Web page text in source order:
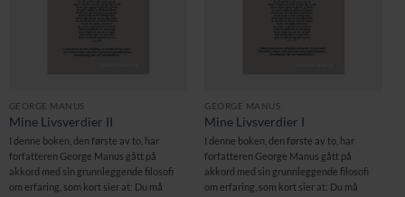
GEORGE MANUS
Mine Livsverdier II
I denne boken, den første av to, har
forfatteren George Manus gått på
akkord med sin grunnleggende filosofi
om erfaring, som kort sier at: Du må
GEORGE MANUS
Mine Livsverdier I
I denne boken, den første av to, har
forfatteren George Manus gått på
akkord med sin grunnleggende filosofi
om erfaring, som kort sier at: Du må